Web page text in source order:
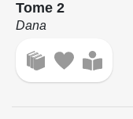
Tome 2
Dana